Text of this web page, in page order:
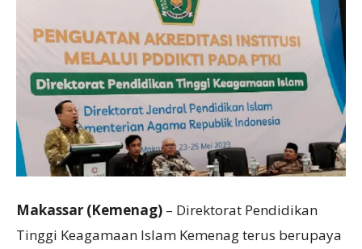
Makassar (Kemenag) – Direktorat Pendidikan
Tinggi Keagamaan Islam Kemenag terus berupaya